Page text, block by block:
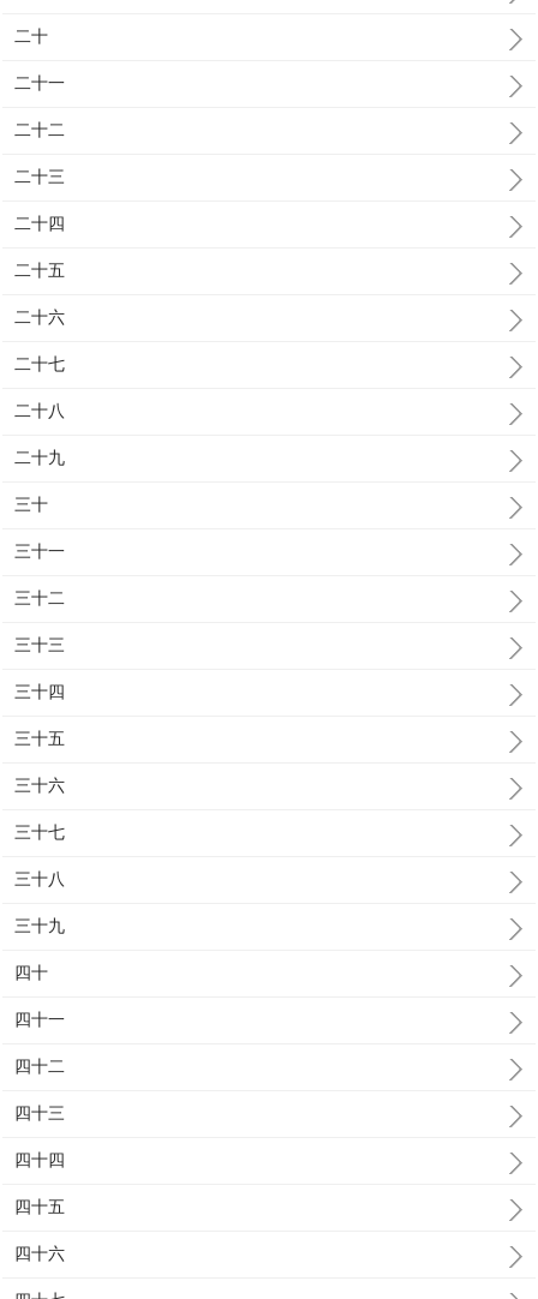
二十
二十一
二十二
二十三
二十四
二十五
二十六
二十七
二十八
二十九
三十
三十一
三十二
三十三
三十四
三十五
三十六
三十七
三十八
三十九
四十
四十一
四十二
四十三
四十四
四十五
四十六